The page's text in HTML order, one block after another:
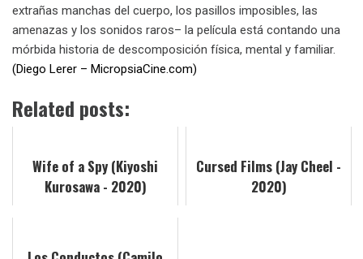
extrañas manchas del cuerpo, los pasillos imposibles, las
amenazas y los sonidos raros– la película está contando una
mórbida historia de descomposición física, mental y familiar.
(Diego Lerer – MicropsiaCine.com)
Related posts:
Wife of a Spy (Kiyoshi
Kurosawa - 2020)
Cursed Films (Jay Cheel -
2020)